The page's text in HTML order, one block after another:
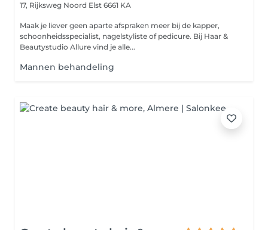
17, Rijksweg Noord Elst 6661 KA
Maak je liever geen aparte afspraken meer bij de kapper,
schoonheidsspecialist, nagelstyliste of pedicure. Bij Haar &
Beautystudio Allure vind je alle...
Mannen behandeling